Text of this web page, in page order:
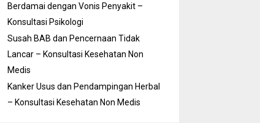
Berdamai dengan Vonis Penyakit –
Konsultasi Psikologi
Susah BAB dan Pencernaan Tidak
Lancar – Konsultasi Kesehatan Non
Medis
Kanker Usus dan Pendampingan Herbal
– Konsultasi Kesehatan Non Medis